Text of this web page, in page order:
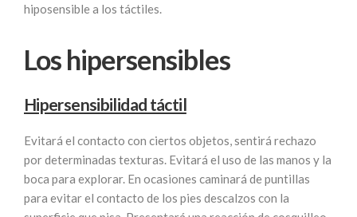
hiposensible a los táctiles.
Los hipersensibles
Hipersensibilidad táctil
Evitará el contacto con ciertos objetos, sentirá rechazo
por determinadas texturas. Evitará el uso de las manos y la
boca para explorar. En ocasiones caminará de puntillas
para evitar el contacto de los pies descalzos con la